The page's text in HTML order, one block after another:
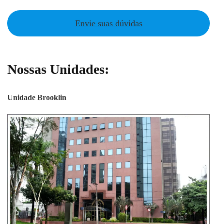
Envie suas dúvidas
Nossas Unidades:
Unidade Brooklin